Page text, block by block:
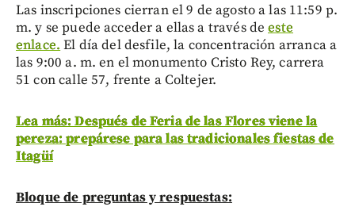
Las inscripciones cierran el 9 de agosto a las 11:59 p.
m. y se puede acceder a ellas a través deeste
enlace. El día del desfile, la concentración arranca a
las 9:00 a. m. en el monumento Cristo Rey, carrera
51 con calle 57, frente a Coltejer.
Lea más: Después de Feria de las Flores viene la
pereza: prepárese para las tradicionales fiestas de
Itagüí
Bloque de preguntas y respuestas: